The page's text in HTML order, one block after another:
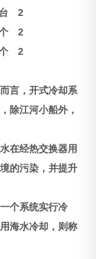
台
2
2
2
言，开式冷却系
除江河小船外，
在经热交换器用
的污染，并提升
个系统实行冷
海水冷却，则称